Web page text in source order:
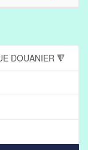
DOUANIER 🔻